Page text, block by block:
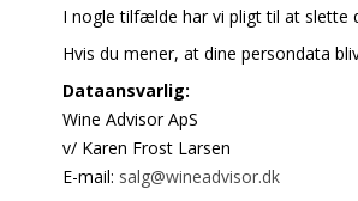
I nogle tilfælde har vi pligt til at slette
Hvis du mener, at dine persondata
Dataansvarlig:
Wine Advisor ApS
v/ Karen Frost Larsen
E-mail: salg@wineadvisor.dk